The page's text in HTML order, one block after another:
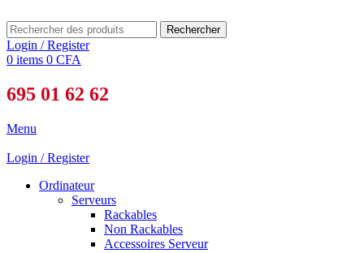
Rechercher
Login / Register
0 items 0 CFA
695 01 62 62
Menu
Login / Register
Ordinateur
Serveurs
Rackables
Non Rackables
Accessoires Serveur